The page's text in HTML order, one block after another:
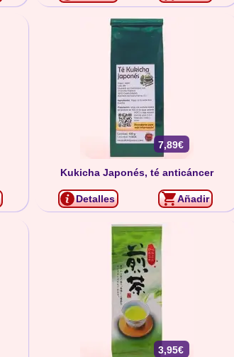
7,89€
Kukicha Japonés, té anticáncer
Detalles Añadir
3,95€